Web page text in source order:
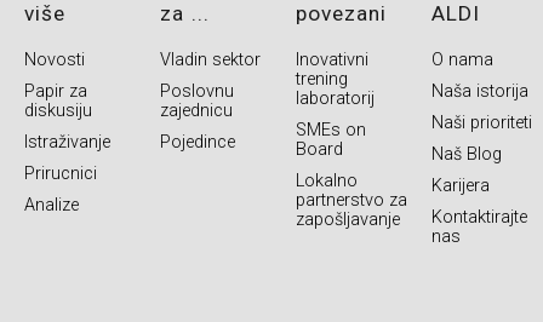
više
Novosti
Papir za
diskusiju
Istraživanje
Prirucnici
Analize
za ...
Vladin sektor
Poslovnu
zajednicu
Pojedince
povezani
Inovativni
trening
laboratorij
SMEs on
Board
Lokalno
partnerstvo za
zapošljavanje
ALDI
O nama
Naša istorija
Naši prioriteti
Naš Blog
Karijera
Kontaktirajte
nas